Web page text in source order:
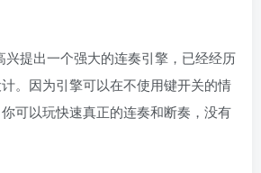
兴提出一个强大的连奏引擎，已经经历
。因为引擎可以在不使用键开关的情
可以玩快速真正的连奏和断奏，没有